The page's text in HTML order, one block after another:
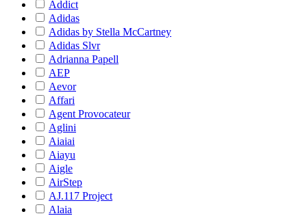
Addict
Adidas
Adidas by Stella McCartney
Adidas Slvr
Adrianna Papell
AEP
Aevor
Affari
Agent Provocateur
Aglini
Aiaiai
Aiayu
Aigle
AirStep
AJ.117 Project
Alaia